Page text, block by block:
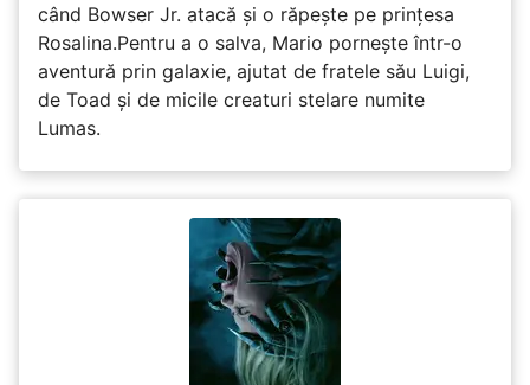
când Bowser Jr. atacă și o răpește pe prinţesa
Rosalina.Pentru a o salva, Mario pornește într-o
aventură prin galaxie, ajutat de fratele său Luigi,
de Toad și de micile creaturi stelare numite
Lumas.